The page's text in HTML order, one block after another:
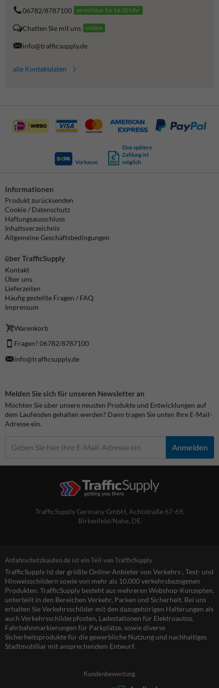
06782/8787100 erreichbar bis 16.00 Uhr
Chatten Sie mit uns online
info@trafficsupply.de
alle Kontaktdaten
Vorkasse
Eine spätere
Zahlung ist
möglich
Informationen
Produkt zurücksenden
Cookie / Datenschutz
Haftungsausschluss
Inhaltsverzeichnis
Allgemeine Geschäftsbedingungen
über TrafficSupply
Kontakt
Über uns
Lieferzeiten
Häufig gestellte Fragen / FAQ
Impressum
Warenkorb
Fragen? 06782/8787100
info@trafficsupply.de
Melden Sie sich für unseren Newsletter an
Möchten Sie über unsere neusten Produkte und Entwicklungen auf
dem Laufenden gehalten werden? Dann tragen Sie unten Ihre E-Mail-
Adresse ein.
Anmelden
TrafficSupply Germany GmbH, Achtstraße 67-69,
Birkenfeld/Nahe, DE
Anfahrschutzkaufen.de ist ein Teil von TrafficSupply
TrafficSupply ist der größte Online-Anbieter von Verkehrs-, Text- und
Hinweisschildern sowie von mehr als 10.000 verkehrsbezogenen
Produkten. TrafficSupply besteht aus mehreren Webshop-Konzepten,
unterteilt in den Bereichen Verkehr, Parken und Sicherheit. Bei uns
erhalten Sie Verkehrsschilder mit den dazugehörigen Halterungen als
auch Verkehrsschilderpfosten, Ladestationen für Elektroautos,
Fahrbahnmarkierungen für Parkplätze, sowie diverse
Sicherheitsprodukte für die gewerbliche Nutzung und nachhaltiges
Stadtmobiliar mit ansprechendem Entwurf.
Kundenbewertung